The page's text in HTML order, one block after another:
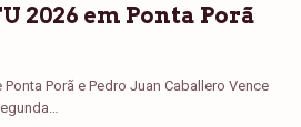
2026 em Ponta Porã
Porã e Pedro Juan Caballero Vence